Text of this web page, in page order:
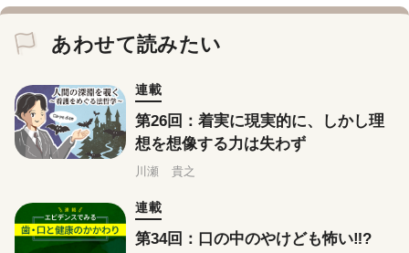
あわせて読みたい
連載
第26回：着実に現実的に、しかし理
想を想像する力は失わず
川瀬 貴之
連載
第34回：口の中のやけども怖い‼?